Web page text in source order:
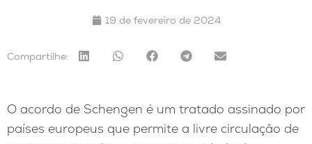
19 de fevereiro de 2024
Compartilhe:
O acordo de Schengen é um tratado assinado por
países europeus que permite a livre circulação de